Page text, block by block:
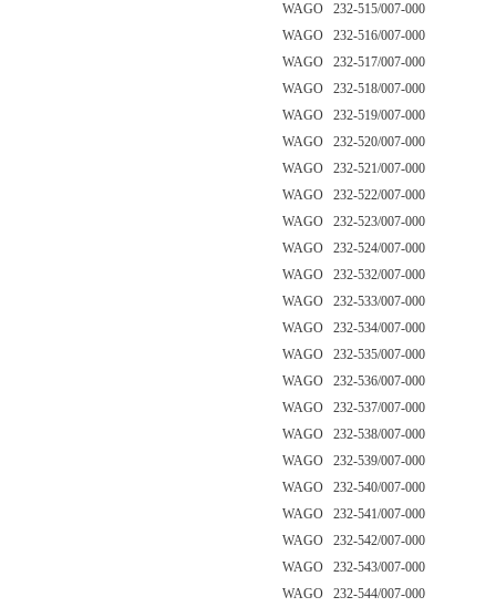
WAGO 232-515/007-000
WAGO 232-516/007-000
WAGO 232-517/007-000
WAGO 232-518/007-000
WAGO 232-519/007-000
WAGO 232-520/007-000
WAGO 232-521/007-000
WAGO 232-522/007-000
WAGO 232-523/007-000
WAGO 232-524/007-000
WAGO 232-532/007-000
WAGO 232-533/007-000
WAGO 232-534/007-000
WAGO 232-535/007-000
WAGO 232-536/007-000
WAGO 232-537/007-000
WAGO 232-538/007-000
WAGO 232-539/007-000
WAGO 232-540/007-000
WAGO 232-541/007-000
WAGO 232-542/007-000
WAGO 232-543/007-000
WAGO 232-544/007-000